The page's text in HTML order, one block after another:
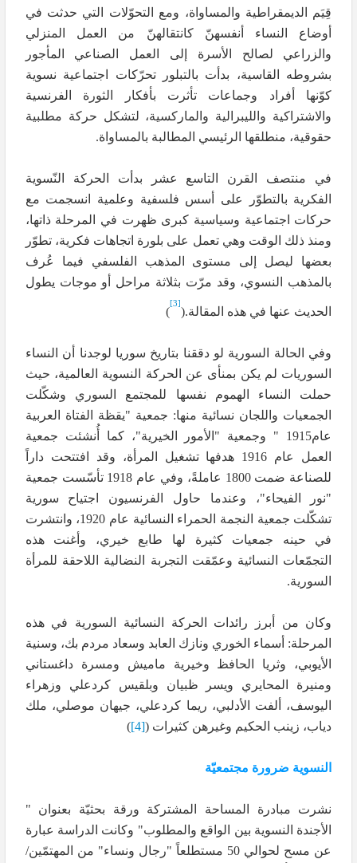
قِيَم الديمقراطية والمساواة، ومع التحوّلات التي حدثت في
أوضاع النساء أنفسهنّ كانتقالهنّ من العمل المنزلي
والزراعي لصالح الأسرة إلى العمل الصناعي المأجور
بشروطه القاسية، بدأت بالتبلور تحرّكات اجتماعية نسوية
كوّنها أفراد وجماعات تأثرت بأفكار الثورة الفرنسية
والاشتراكية والليبرالية والماركسية، لتشكل حركة مطلبية
حقوقية، منطلقها الرئيسي المطالبة بالمساواة.
في منتصف القرن التاسع عشر بدأت الحركة النّسوية
الفكرية بالتطوّر على أسس فلسفية وعلمية انسجمت مع
حركات اجتماعية وسياسية كبرى ظهرت في المرحلة ذاتها،
ومنذ ذلك الوقت وهي تعمل على بلورة اتجاهات فكرية، تطوّر
بعضها ليصل إلى مستوى المذهب الفلسفي فيما عُرف
بالمذهب النسوي، وقد مرّت بثلاثة مراحل أو موجات يطول
الحديث عنها في هذه المقالة.(
[3]
)
وفي الحالة السورية لو دققنا بتاريخ سوريا لوجدنا أن النساء
السوريات لم يكن بمنأى عن الحركة النسوية العالمية، حيث
حملت النساء الهموم نفسها للمجتمع السوري وشكّلت
الجمعيات واللجان نسائية منها: جمعية "يقظة الفتاة العربية
عام1915 " وجمعية "الأمور الخيرية"، كما أُنشئت جمعية
العمل عام 1916 هدفها تشغيل المرأة، وقد افتتحت داراً
للصناعة ضمت 1800 عاملةً، وفي عام 1918 تأسّست جمعية
"نور الفيحاء"، وعندما حاول الفرنسيون اجتياح سورية
تشكّلت جمعية النجمة الحمراء النسائية عام 1920، وانتشرت
في حينه جمعيات كثيرة لها طابع خيري، وأغنت هذه
التجمّعات النسائية وعمّقت التجربة النضالية اللاحقة للمرأة
السورية.
وكان من أبرز رائدات الحركة النسائية السورية في هذه
المرحلة: أسماء الخوري ونازك العابد وسعاد مردم بك، وسنية
الأيوبي، وثريا الحافظ وخيرية ماميش ومسرة داغستاني
ومنيرة المحايري ويسر ظبيان وبلقيس كردعلي وزهراء
اليوسف، ألفت الأدلبي، ريما كردعلي، جيهان موصلي، ملك
دياب، زينب الحكيم وغيرهن كثيرات ([4]
)
النسوية ضرورة مجتمعيّة
نشرت مبادرة المساحة المشتركة ورقة بحثيّة بعنوان "
الأجندة النسوية بين الواقع والمطلوب" وكانت الدراسة عبارة
عن مسح لحوالي 50 مستطلعاً "رجال ونساء" من المهتمّين/